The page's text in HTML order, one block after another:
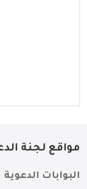
مواقع لجنة
البوابات الدعوية